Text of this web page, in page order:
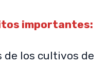
importantes:
de los cultivos de